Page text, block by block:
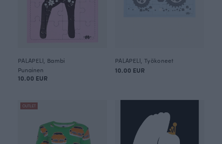
PALAPELI, Bambi
Punainen
10.00 EUR
PALAPELI, Työkoneet
10.00 EUR
OUTLET